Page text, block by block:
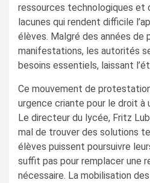
ressources technologiques et
lacunes qui rendent difficile
élèves. Malgré des années de
manifestations, les autorités
besoins essentiels, laissant
Ce mouvement de
urgence criante pour le droit à
Le directeur du lycée, Fritz
mal de trouver des solutions
élèves puissent poursuivre
suffit pas pour remplacer une
nécessaire. La mobilisation